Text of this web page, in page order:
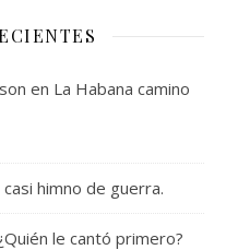
en La Habana camino
himno de guerra.
le cantó primero?